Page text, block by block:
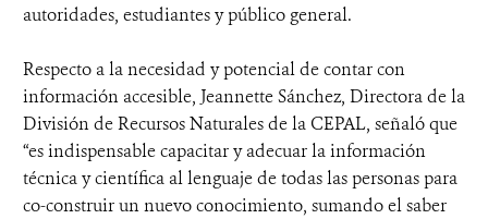
autoridades, estudiantes y público general.
Respecto a la necesidad y potencial de contar con
información accesible, Jeannette Sánchez, Directora de la
División de Recursos Naturales de la CEPAL, señaló que
“es indispensable capacitar y adecuar la información
técnica y científica al lenguaje de todas las personas para
co-construir un nuevo conocimiento, sumando el saber